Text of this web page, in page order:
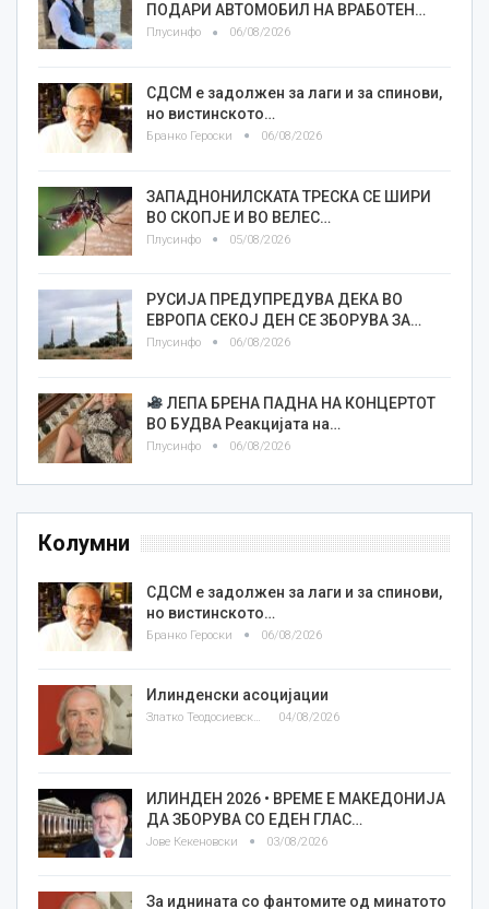
ПОДАРИ АВТОМОБИЛ НА ВРАБОТЕН…
Плусинфо 06/08/2026
СДСМ е задолжен за лаги и за спинови,
но вистинското…
Бранко Героски 06/08/2026
ЗАПАДНОНИЛСКАТА ТРЕСКА СЕ ШИРИ
ВО СКОПЈЕ И ВО ВЕЛЕС…
Плусинфо 05/08/2026
РУСИЈА ПРЕДУПРЕДУВА ДЕКА ВО
ЕВРОПА СЕКОЈ ДЕН СЕ ЗБОРУВА ЗА…
Плусинфо 06/08/2026
ЛЕПА БРЕНА ПАДНА НА КОНЦЕРТОТ
ВО БУДВА Реакцијата на…
Плусинфо 06/08/2026
Колумни
СДСМ е задолжен за лаги и за спинови,
но вистинското…
Бранко Героски 06/08/2026
Илинденски асоцијации
Златко Теодосиевски 04/08/2026
ИЛИНДЕН 2026 • ВРЕМЕ Е МАКЕДОНИЈА
ДА ЗБОРУВА СО ЕДЕН ГЛАС…
Јове Кекеновски 03/08/2026
За иднината со фантомите од минатото